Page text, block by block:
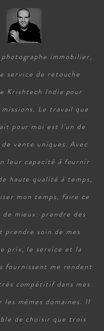
immobilier,
service de retouche
Krishtech India pour
Le travail que
pour moi est l'un de
vente uniques. Avec
leur capacité à fournir
haute qualité à temps,
mon temps, faire ce
de mieux: prendre des
prendre soin de mes
prix, le service et la
fournissent me rendent
compétitif dans mes
les mêmes domaines. Il
de choisir que trois